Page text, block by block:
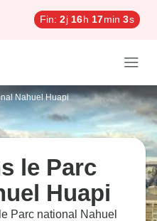
Fin: 2j 16h 17min 2s
Nahuel Huapi
le Parc
Huapi
Parc national Nahuel